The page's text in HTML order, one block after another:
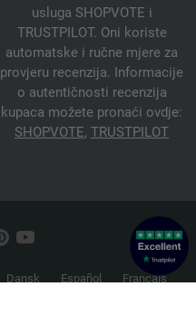
usluga SHOPVOTE i
TRUSTPILOT. Oni koriste
automatske i ručne mjere za
provjeru recenzija. Informacije
o autentičnosti recenzija
kupaca možete pronaći ovdje:
SHOPVOTE, TRUSTPILOT
Dansk Español
Français